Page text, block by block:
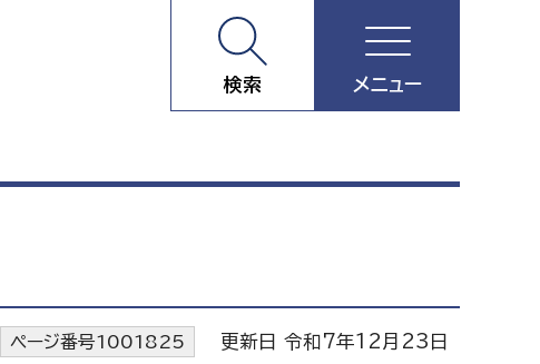
検索 メニュー
ページ番号1001825 更新日 令和7年12月23日